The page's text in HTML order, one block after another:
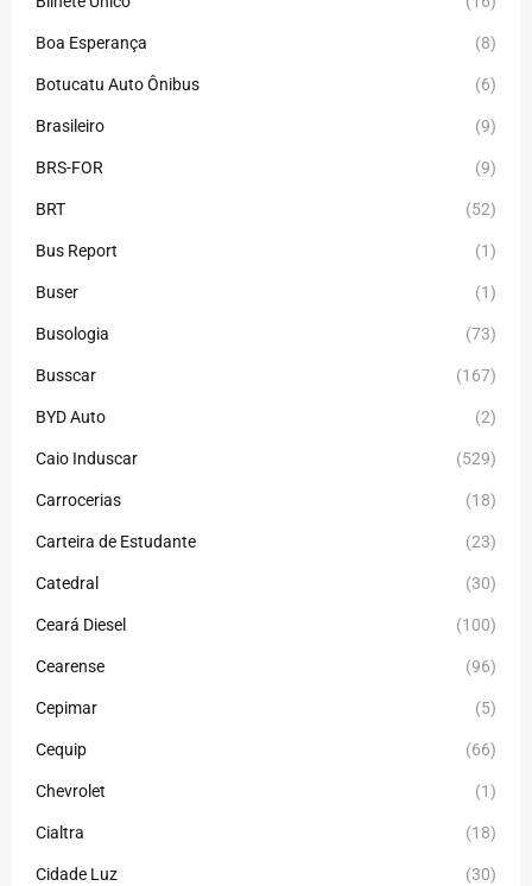
Boa Esperança (8)
Botucatu Auto Ônibus (6)
Brasileiro (9)
BRS-FOR (9)
BRT (52)
Bus Report (1)
Buser (1)
Busologia (73)
Busscar (167)
BYD Auto (2)
Caio Induscar (529)
Carrocerias (18)
Carteira de Estudante (23)
Catedral (30)
Ceará Diesel (100)
Cearense (96)
Cepimar (5)
Cequip (66)
Chevrolet (1)
Cialtra (18)
Cidade Luz (30)